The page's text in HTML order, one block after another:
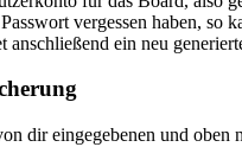
vergessen haben,
ein neu
dir eingegebenen und